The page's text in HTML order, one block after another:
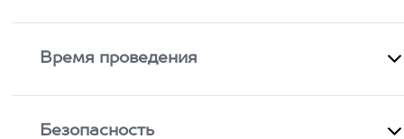
Время проведения
Безопасность